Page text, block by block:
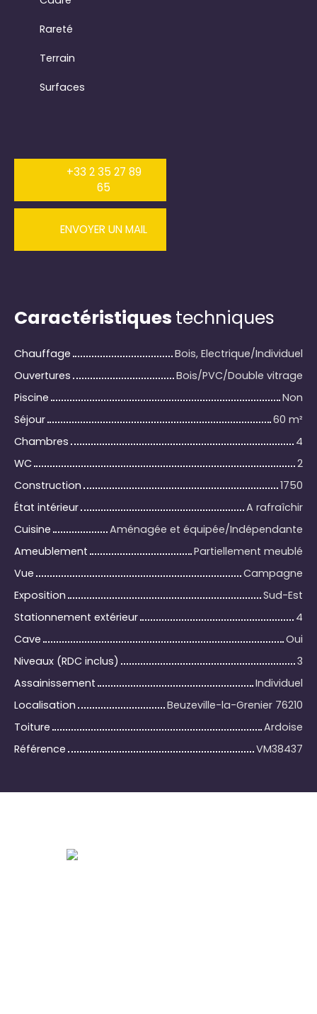
Rareté
Terrain
Surfaces
+33 2 35 27 89
65
ENVOYER UN MAIL
Caractéristiques techniques
Chauffage
Bois, Electrique/Individuel
Ouvertures
Bois/PVC/Double vitrage
Piscine
Non
Séjour
60 m²
Chambres
4
WC
2
Construction
1750
État intérieur
A rafraîchir
Cuisine
Aménagée et équipée/Indépendante
Ameublement
Partiellement meublé
Vue
Campagne
Exposition
Sud-Est
Stationnement extérieur
4
Cave
Oui
Niveaux (RDC inclus)
3
Assainissement
Individuel
Localisation
Beuzeville-la-Grenier 76210
Toiture
Ardoise
Référence
VM38437